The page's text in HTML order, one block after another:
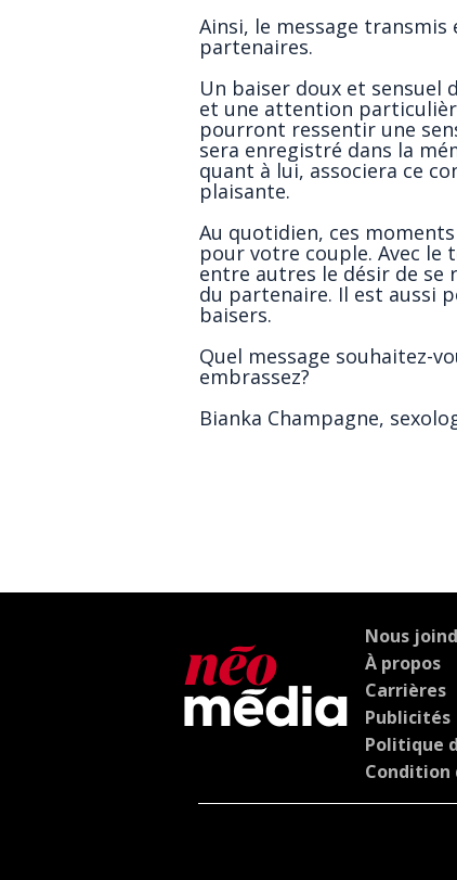
Ainsi, le message
partenaires.
Un baiser doux et sensuel
et une attention
pourront ressentir une
sera enregistré dans la
quant à lui, associera ce
plaisante.
Au quotidien, ces
pour votre couple. Avec le
entre autres le désir de
du partenaire. Il est aussi
baisers.
Quel message souhaitez-
embrassez?
Bianka Champagne,
Nous
À propos
Carrières
Publicités
Politique